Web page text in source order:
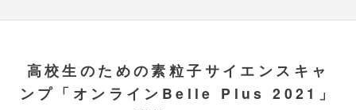
高校生のための素粒子サイエンスキャ
ンプ「オンラインBelle Plus 2021」